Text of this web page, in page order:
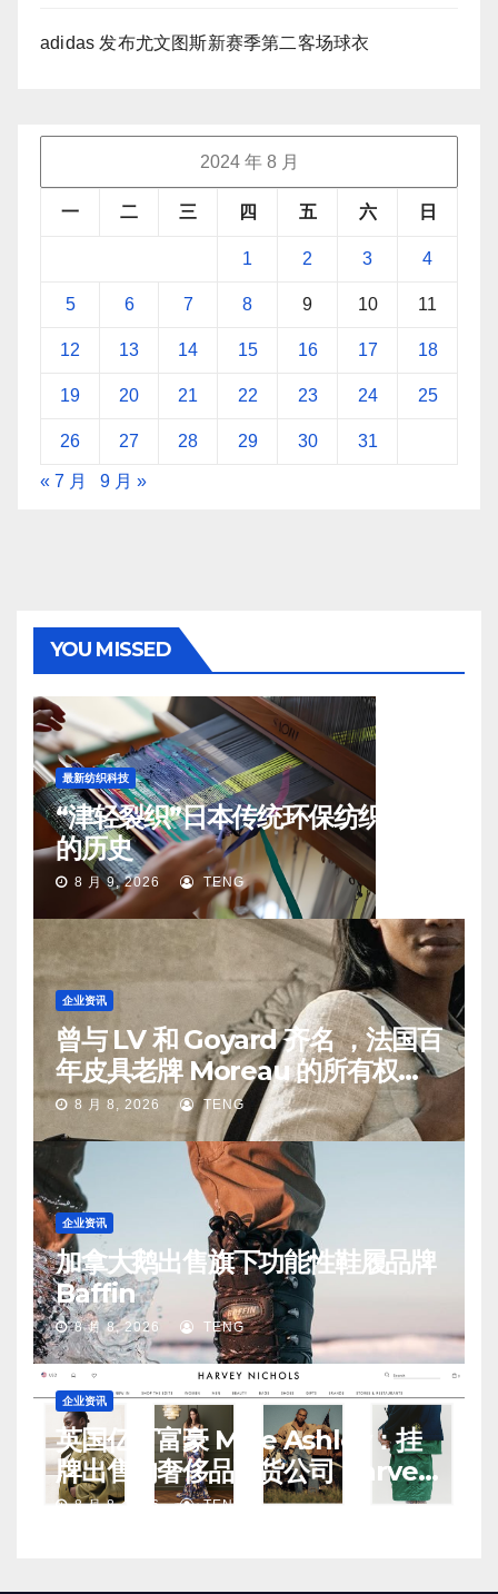
adidas 发布尤文图斯新赛季第二客场球衣
2024 年 8 月
一 二 三 四 五 六 日
1 2 3 4
5 6 7 8 9 10 11
12 13 14 15 16 17 18
19 20 21 22 23 24 25
26 27 28 29 30 31
« 7 月 9 月 »
YOU MISSED
最新纺织科技
“津轻裂织”日本传统环保纺织工艺
的历史
8 月 9, 2026 TENG
企业资讯
曾与 LV 和 Goyard 齐名 ，法国百
年皮具老牌 Moreau 的所有权易
手8 月 8, 2026 TENG
企业资讯
加拿大鹅出售旗下功能性鞋履品牌
Baffin
8 月 8, 2026 TENG
企业资讯
英国亿万富豪 Mike Ashley：挂
牌出售的奢侈品百货公司 Harvey
Nichols 正陷入“死亡螺旋”
8 月 8, 2026 TENG